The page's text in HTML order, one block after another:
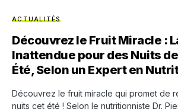
ACTUALITÉS
Découvrez le Fruit Miracle :
Inattendue pour des Nuits
Été, Selon un Expert en
Découvrez le fruit miracle qui promet de
nuits cet été ! Selon le nutritionniste Dr.